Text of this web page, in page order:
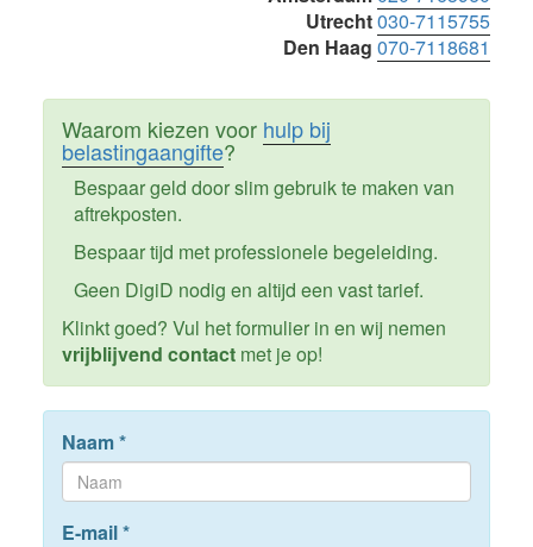
Utrecht030-7115755
Den Haag 070-7118681
Waarom kiezen voor hulp bij
belastingaangifte?
Bespaar geld door slim gebruik te maken van
aftrekposten.
Bespaar tijd met professionele begeleiding.
Geen DigiD nodig en altijd een vast tarief.
Klinkt goed? Vul het formulier in en wij nemen
vrijblijvend contactmet je op!
Naam*
E-mail*